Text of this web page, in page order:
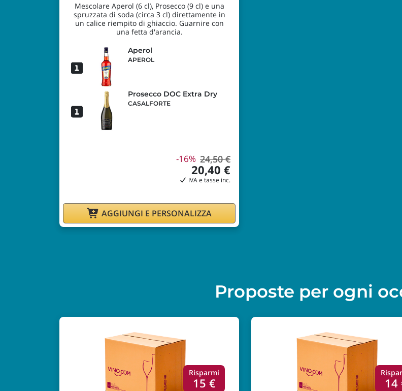
Mescolare Aperol (6 cl), Prosecco (9 cl) e una
spruzzata di soda (circa 3 cl) direttamente in
un calice riempito di ghiaccio. Guarnire con
una fetta d'arancia.
Aperol
APEROL
Prosecco DOC Extra Dry
CASALFORTE
-16% 24,50 €
20,40 €
IVA e tasse inc.
AGGIUNGI E PERSONALIZZA
Proposte per ogni
Risparmi
15 € 14